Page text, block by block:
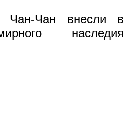
Чан-Чан внесли в
наследия